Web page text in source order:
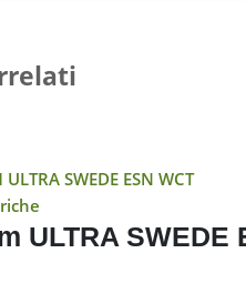
ULTRA SWEDE